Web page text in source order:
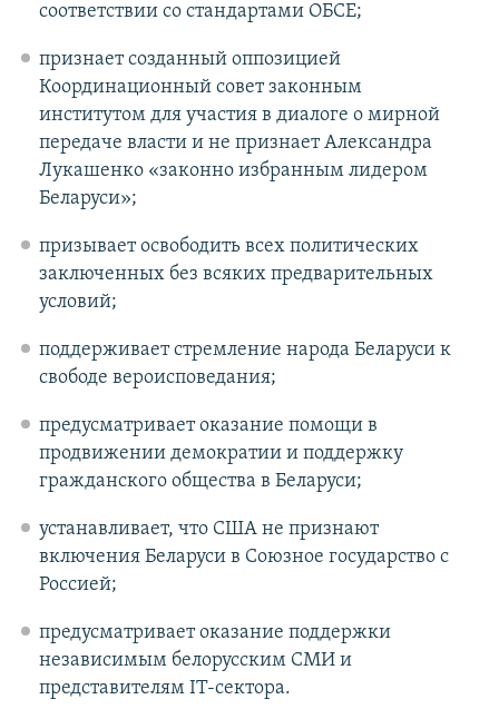
соответствии со стандартами ОБСЕ;
признает созданный оппозицией
Координационный совет законным
институтом для участия в диалоге о мирной
передаче власти и не признает Александра
Лукашенко «законно избранным лидером
Беларуси»;
призывает освободить всех политических
заключенных без всяких предварительных
условий;
поддерживает стремление народа Беларуси к
свободе вероисповедания;
предусматривает оказание помощи в
продвижении демократии и поддержку
гражданского общества в Беларуси;
устанавливает, что США не признают
включения Беларуси в Союзное государство с
Россией;
предусматривает оказание поддержки
независимым белорусским СМИ и
представителям IT-сектора.